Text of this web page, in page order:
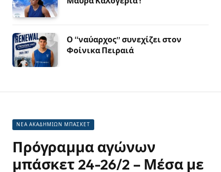
Ο “ναύαρχος” συνεχίζει στον
Φοίνικα Πειραιά
ΝΕΑ ΑΚΑΔΗΜΙΩΝ ΜΠΑΣΚΕΤ
Πρόγραμμα αγώνων
μπάσκετ 24-26/2 – Μέσα με